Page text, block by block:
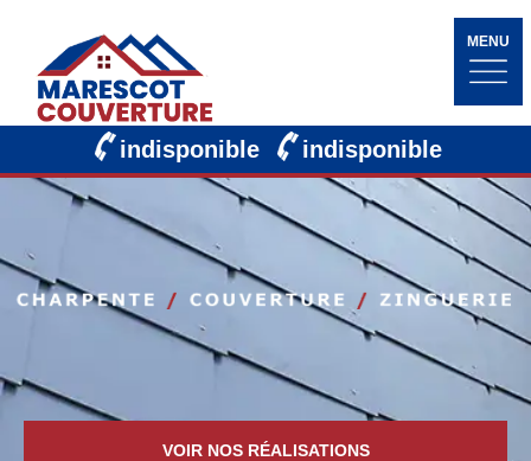
MENU
indisponible indisponible
VOIR NOS RÉALISATIONS